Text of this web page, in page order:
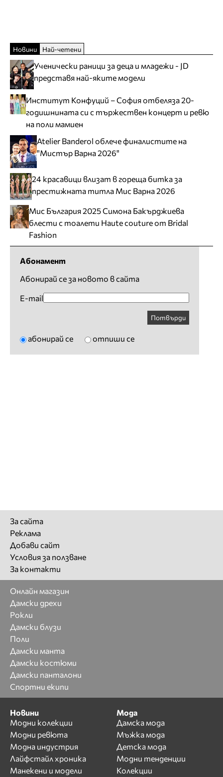
Новини Най-четени
Ученически раници за деца и младежи - JD
представя най-яките модели
Институт Конфуций – София отбеляза 20-
годишнината си с тържествен концерт и ревю
на поли мамиен
Atelier Banderol облече финалистите на
"Мистър Варна 2026"
24 красавици влизат в гореща битка за
престижната титла Мис Варна 2026
Мис България 2025 Симона Бакърджиева
блести с тоалети Haute couture от Bridal
Fashion
Абонамент
Абонирай се за новото в сайта
E-mail
Потвърди
абонирай се отпиши се
За сайта
Реклама
Добави сайт
Условия за ползване
За контакти
Онлайн магазин
Дамски дрехи
Рокли
Дамски блузи
Поли
Дамски манта
Дамски костюми
Дамски панталони
Спортни екипи
Новини
Модни колекции
Модни ревюта
Модна индустрия
Лайфстайл хроника
Манекени и модели
Мода
Дамска мода
Мъжка мода
Детска мода
Модни тенденции
Колекции